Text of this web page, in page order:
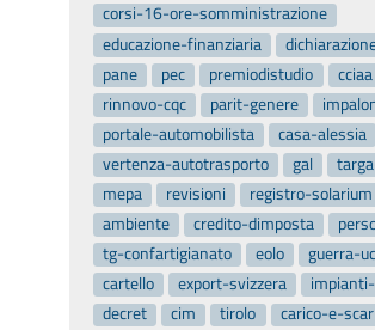
corsi-16-ore-somministrazione
educazione-finanziaria
pane
pec premiodistudio cciaa
rinnovo-cqc
parit-genere
portale-automobilista
casa-alessia
vertenza-autotrasporto
gal
mepa
revisioni registro-solarium
ambiente
credito-dimposta
tg-confartigianato
eolo
guerra-
cartello
export-svizzera
decret
cim tirolo carico-e-